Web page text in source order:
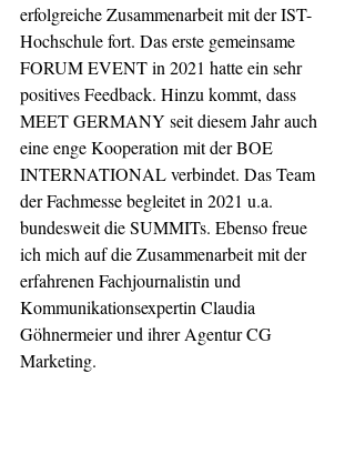
erfolgreiche Zusammenarbeit mit der IST-
Hochschule fort. Das erste gemeinsame
FORUM EVENT in 2021 hatte ein sehr
positives Feedback. Hinzu kommt, dass
MEET GERMANY seit diesem Jahr auch
eine enge Kooperation mit der BOE
INTERNATIONAL verbindet. Das Team
der Fachmesse begleitet in 2021 u.a.
bundesweit die SUMMITs. Ebenso freue
ich mich auf die Zusammenarbeit mit der
erfahrenen Fachjournalistin und
Kommunikationsexpertin Claudia
Göhnermeier und ihrer Agentur CG
Marketing.